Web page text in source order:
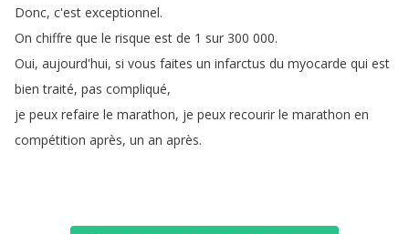
Donc, c'est exceptionnel.
On chiffre que le risque est de 1 sur 300 000.
Oui, aujourd'hui, si vous faites un infarctus du myocarde qui est
bien traité, pas compliqué,
je peux refaire le marathon, je peux recourir le marathon en
compétition après, un an après.